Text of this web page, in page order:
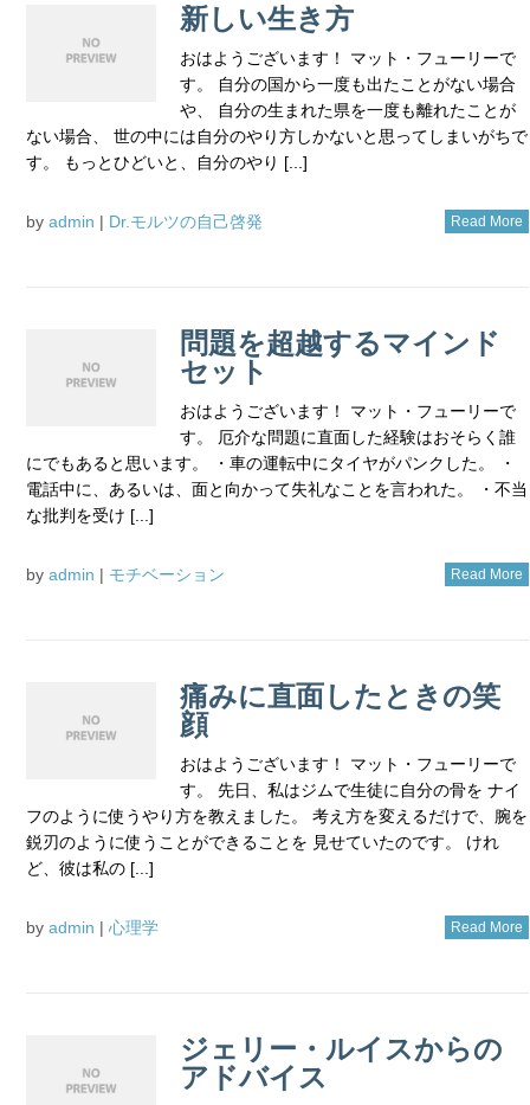
新しい生き方
おはようございます！ マット・フューリーで
す。 自分の国から一度も出たことがない場合
や、 自分の生まれた県を一度も離れたことが
ない場合、 世の中には自分のやり方しかないと思ってしまいがちで
す。 もっとひどいと、自分のやり [...]
by admin | Dr.モルツの自己啓発 Read More
問題を超越するマインド
セット
おはようございます！ マット・フューリーで
す。 厄介な問題に直面した経験はおそらく誰
にでもあると思います。 ・車の運転中にタイヤがパンクした。 ・
電話中に、あるいは、面と向かって失礼なことを言われた。 ・不当
な批判を受け [...]
by admin | モチベーション Read More
痛みに直面したときの笑
顔
おはようございます！ マット・フューリーで
す。 先日、私はジムで生徒に自分の骨を ナイ
フのように使うやり方を教えました。 考え方を変えるだけで、腕を
鋭刃のように使うことができることを 見せていたのです。 けれ
ど、彼は私の [...]
by admin | 心理学 Read More
ジェリー・ルイスからの
アドバイス